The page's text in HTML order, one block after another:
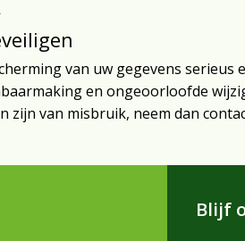
van uw gegevens
en ongeoorloofde
zijn van misbruik, neem dan
Blijf